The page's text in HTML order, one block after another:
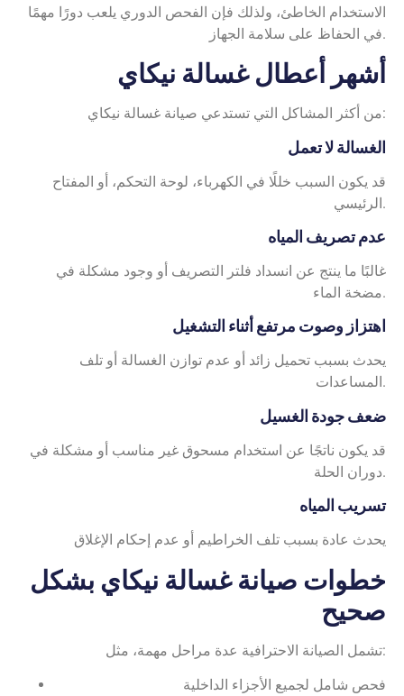
الاستخدام الخاطئ، ولذلك فإن الفحص الدوري يلعب دورًا مهمًا
في الحفاظ على سلامة الجهاز.
أشهر أعطال غسالة نيكاي
من أكثر المشاكل التي تستدعي صيانة غسالة نيكاي:
الغسالة لا تعمل
قد يكون السبب خللًا في الكهرباء، لوحة التحكم، أو المفتاح
الرئيسي.
عدم تصريف المياه
غالبًا ما ينتج عن انسداد فلتر التصريف أو وجود مشكلة في
مضخة الماء.
اهتزاز وصوت مرتفع أثناء التشغيل
يحدث بسبب تحميل زائد أو عدم توازن الغسالة أو تلف
المساعدات.
ضعف جودة الغسيل
قد يكون ناتجًا عن استخدام مسحوق غير مناسب أو مشكلة في
دوران الحلة.
تسريب المياه
يحدث عادة بسبب تلف الخراطيم أو عدم إحكام الإغلاق
خطوات صيانة غسالة نيكاي بشكل
صحيح
تشمل الصيانة الاحترافية عدة مراحل مهمة، مثل:
فحص شامل لجميع الأجزاء الداخلية